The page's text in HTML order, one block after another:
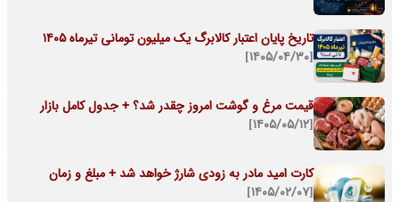
تاریخ پایان اعتبار کالابرگ یک میلیون تومانی تیرماه ۱۴۰۵
[۱۴۰۵/۰۴/۳۰]
قیمت مرغ و گوشت امروز چقدر شد؟ + جدول کامل بازار
[۱۴۰۵/۰۵/۱۲]
کارت امید مادر به زودی شارژ خواهد شد + مبلغ و زمان
[۱۴۰۵/۰۲/۰۷]